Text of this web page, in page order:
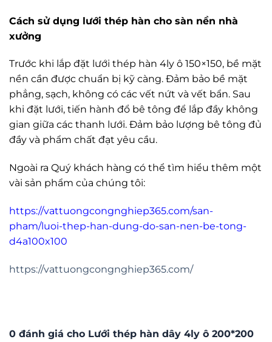
Cách sử dụng lưới thép hàn cho sàn nền nhà
xưởng
Trước khi lắp đặt lưới thép hàn 4ly ô 150×150, bề mặt
nền cần được chuẩn bị kỹ càng. Đảm bảo bề mặt
phẳng, sạch, không có các vết nứt và vết bẩn. Sau
khi đặt lưới, tiến hành đổ bê tông để lắp đầy không
gian giữa các thanh lưới. Đảm bảo lượng bê tông đủ
đầy và phẩm chất đạt yêu cầu.
Ngoài ra Quý khách hàng có thể tìm hiểu thêm một
vài sản phẩm của chúng tôi:
https://vattuongcongnghiep365.com/san-
pham/luoi-thep-han-dung-do-san-nen-be-tong-
d4a100x100
https://vattuongcongnghiep365.com/
0 đánh giá cho Lưới thép hàn dây 4ly ô 200*200